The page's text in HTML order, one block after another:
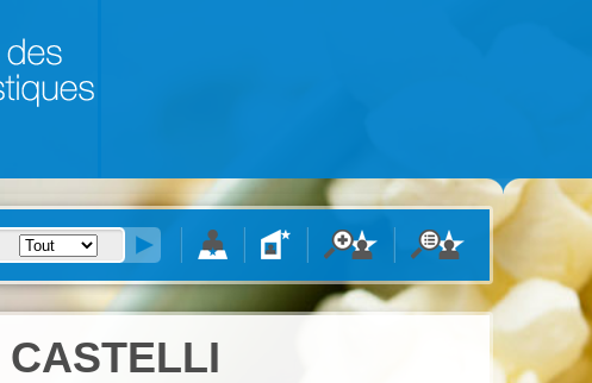
CASTELLI